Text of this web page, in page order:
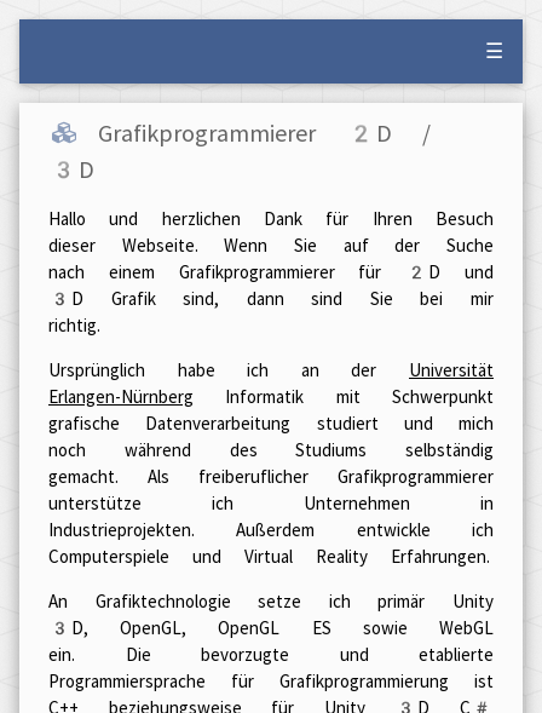
☰
Grafikprogrammierer 2D /
3D
Hallo und herzlichen Dank für Ihren Besuch
dieser Webseite. Wenn Sie auf der Suche
nach einem Grafikprogrammierer für 2D und
3D Grafiksind, dann sind Sie bei mir
richtig.
Ursprünglich habe ich an der Universität
Erlangen-Nürnberg Informatik mit Schwerpunkt
grafische Datenverarbeitung studiert und mich
noch während des Studiums selbständig
gemacht. Als freiberuflicher Grafikprogrammierer
unterstütze ich Unternehmen in
Industrieprojekten. Außerdem entwickle ich
Computerspiele und Virtual Reality Erfahrungen.
An Grafiktechnologie setze ich primär Unity
3D, OpenGL, OpenGL ES sowie WebGL
ein. Die bevorzugte und etablierte
Programmiersprache für Grafikprogrammierung ist
C++ beziehungsweise für Unity 3D C#